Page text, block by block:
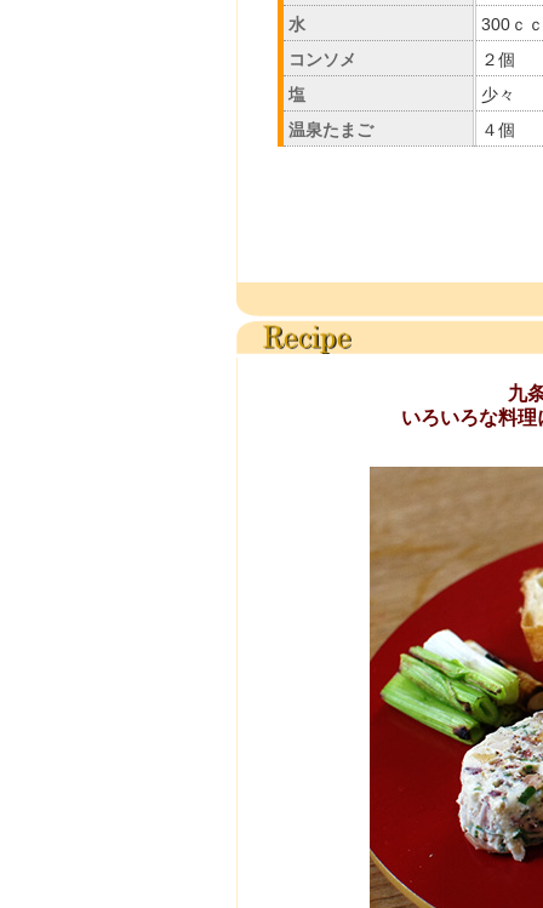
水
300ｃｃ
コンソメ
２個
塩
少々
温泉たまご
４個
九
いろいろな料